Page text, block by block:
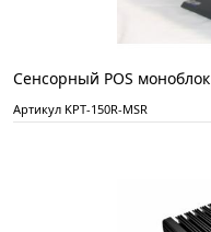
Сенсорный POS моноблок
Артикул KPT-150R-MSR